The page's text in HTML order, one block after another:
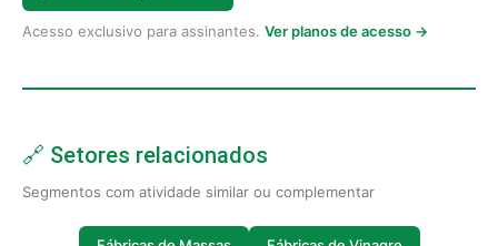
Acesso exclusivo para assinantes. Ver planos de acesso →
🔗 Setores relacionados
Segmentos com atividade similar ou complementar